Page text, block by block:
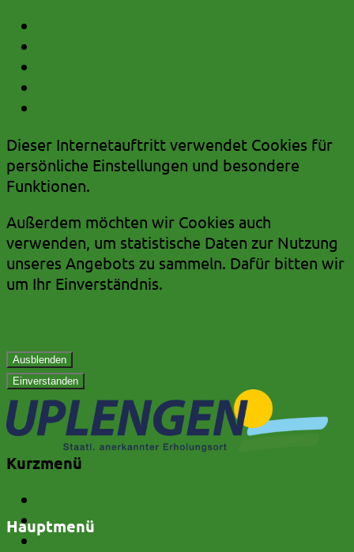
Dieser Internetauftritt verwendet Cookies für
persönliche Einstellungen und besondere
Funktionen.
Außerdem möchten wir Cookies auch
verwenden, um statistische Daten zur Nutzung
unseres Angebots zu sammeln. Dafür bitten wir
um Ihr Einverständnis.
Ausblenden
Einverstanden
Kurzmenü
Impressum & Datenschutz
Barrierefreiheit
Hauptmenü